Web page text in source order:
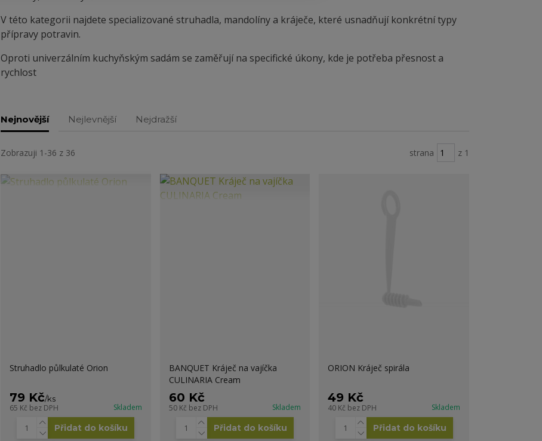
V této kategorii najdete specializované struhadla, mandolíny a kráječe, které usnadňují konkrétní typy
přípravy potravin.
Oproti univerzálním kuchyňským sadám se zaměřují na specifické úkony, kde je potřeba přesnost a
rychlost
Nejnovější Nejlevnější Nejdražší
Zobrazuji 1-36 z 36 strana z 1
Struhadlo půlkulaté Orion
79 Kč/ks
65 Kč bez DPH Skladem
Přidat do košíku
BANQUET Kráječ na vajíčka
CULINARIA Cream
60 Kč
50 Kč bez DPH Skladem
Přidat do košíku
ORION Kráječ spirála
49 Kč
40 Kč bez DPH Skladem
Přidat do košíku